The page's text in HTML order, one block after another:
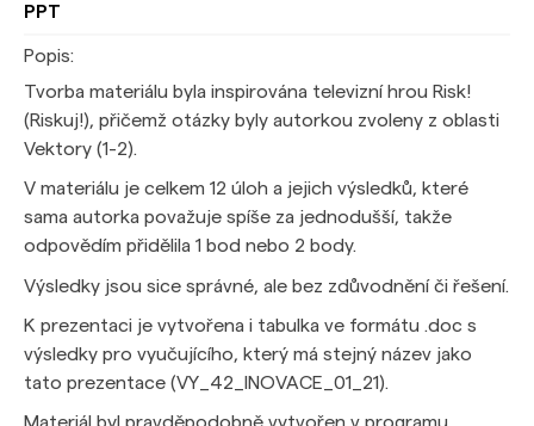
PPT
Popis:
Tvorba materiálu byla inspirována televizní hrou Risk!
(Riskuj!), přičemž otázky byly autorkou zvoleny z obl asti
Vektory (1-2).
V materiálu je celkem 12 úloh a jejich výsledků, které
sama autorka považuje spíše za jednodušší, takže
odpovědím přidělila 1 bod nebo 2 body.
Výsledky jsou sice správné, ale bez zdůvodnění či řešení.
K prezentaci je vytvořena i tabulka ve formátu .doc s
výsledky pro vyučujícího, který má stejný název jako
tato prezentace (VY_42_INOVACE_01_21).